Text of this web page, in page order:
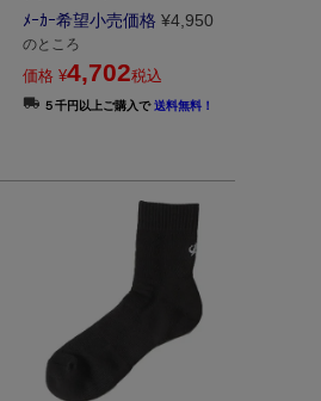
ﾒｰｶｰ希望小売価格 ¥4,950
のところ
価格 ¥4,702税込
５千円以上ご購入で送料無料！